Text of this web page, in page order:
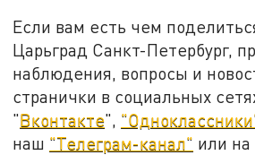
Если вам есть чем
Царьград Санкт-Петербург,
наблюдения, вопросы и
странички в социальных
"Вконтакте",
наш "Телеграм-канал" или на